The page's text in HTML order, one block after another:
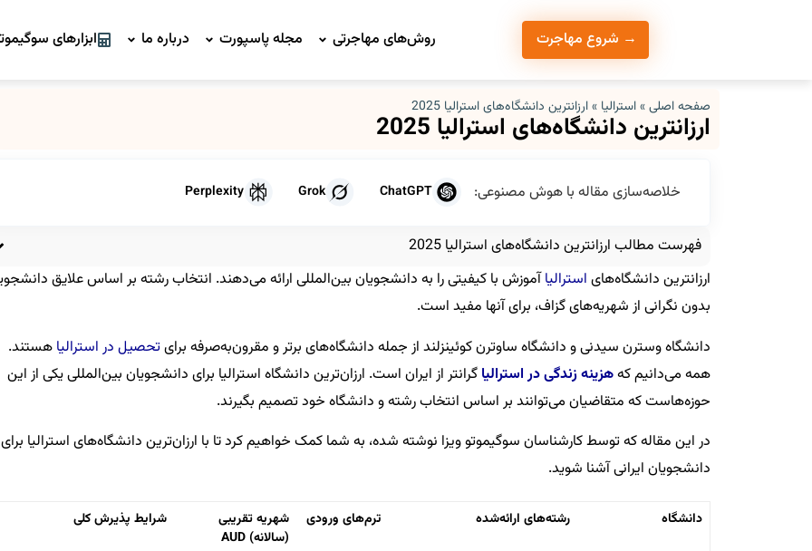
روش‌های مهاجرتی مجله پاسپورت درباره ما ابزارهای → شروع مهاجرت
صفحه اصلی»استرالیا »ارزانترین دانشگاه‌های استرالیا 2025
ارزانترین دانشگاه‌های استرالیا 2025
خلاصه‌سازی مقاله با هوش مصنوعی: ChatGPT
Grok
Perplexity
فهرست مطالب ارزانترین دانشگاه‌های استرالیا 2025
ارزانترین دانشگاه‌های استرالیاآموزش با کیفیتی را به دانشجویان بین‌المللی ارائه می‌دهند. انتخاب رشته بر اساس علایق
بدون نگرانی از شهریه‌های گزاف، برای آنها مفید است.
دانشگاه وسترن سیدنی و دانشگاه ساوترن کوئینزلند از جمله دانشگاه‌های برتر و مقرون‌به‌صرفه برایتحصیل در استرالیا هستند.
همه می‌دانیم کههزینه زندگی در استرالیا گرانتر از ایران است. ارزان‌ترین دانشگاه استرالیا برای دانشجویان بین‌المللی یکی از این
حوزه‌هاست که متقاضیان می‌توانند بر اساس انتخاب رشته و دانشگاه خود تصمیم بگیرند.
در این مقاله که توسط کارشناسان سوگیموتو ویزا نوشته شده، به شما کمک خواهیم کرد تا با ارزان‌ترین دانشگاه‌های استرالیا برای
دانشجویان ایرانی آشنا شوید.
دانشگاه رشته‌های ارائه‌شده ترم‌های ورودی
شهریه تقریبی
(سالانه) AUD
شرایط پذیرش کلی